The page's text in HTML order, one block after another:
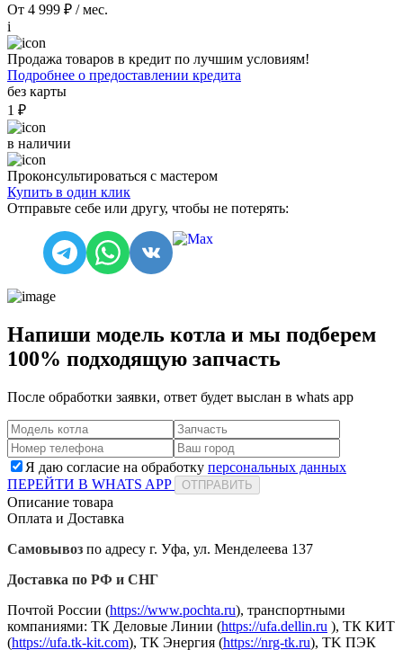
От 4 999 ₽ / мес.
i
Продажа товаров в кредит по лучшим условиям!
Подробнее о предоставлении кредита
без карты
1 ₽
в наличии
Проконсультироваться с мастером
Купить в один клик
Отправьте себе или другу, чтобы не потерять:
Напиши модель котла и мы подберем
100% подходящую запчасть
После обработки заявки, ответ будет выслан в whats app
Я даю согласие на обработку персональных данных
ПЕРЕЙТИ В WHATS APP
ОТПРАВИТЬ
Описание товара
Оплата и Доставка
Самовывоз по адресу г. Уфа, ул. Менделеева 137
Доставка по РФ и СНГ
Почтой России (https://www.pochta.ru), транспортными
компаниями: ТК Деловые Линии (https://ufa.dellin.ru ), ТК КИТ
(https://ufa.tk-kit.com), ТК Энергия (https://nrg-tk.ru), ТK ПЭК